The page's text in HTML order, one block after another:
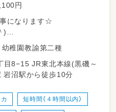
円
になります☆
)
4時間程度
さい！
です(＾＾)
幼稚園教諭第一種 幼稚園教諭第二種
北本線(黒磯～
岩沼駅から徒歩10分
短時間（４時間以内）